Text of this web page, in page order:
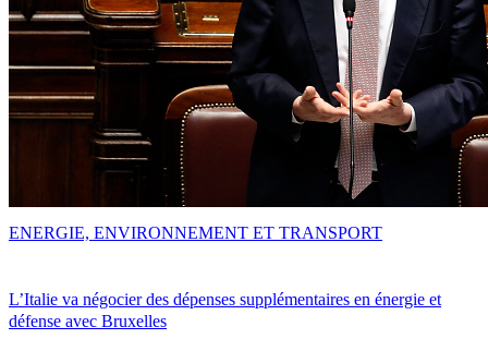
L’Italie va négocier des dépenses supplémentaires en énergie et
défense avec Bruxelles
ENERGIE, ENVIRONNEMENT ET TRANSPORT